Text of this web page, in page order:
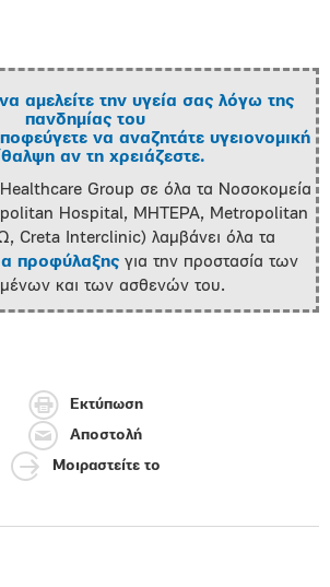
αμελείτε την υγεία σας λόγω της
πανδημίας του
να αναζητάτε υγειονομική
αν τη χρειάζεστε.
Group σε όλα τα Νοσοκομεία
Hospital, ΜΗΤΕΡΑ, Metropolitan
Creta Interclinic) λαμβάνει όλα τα
προφύλαξης για την προστασία των
και των ασθενών του.
Εκτύπωση
Αποστολή
Μοιραστείτε το